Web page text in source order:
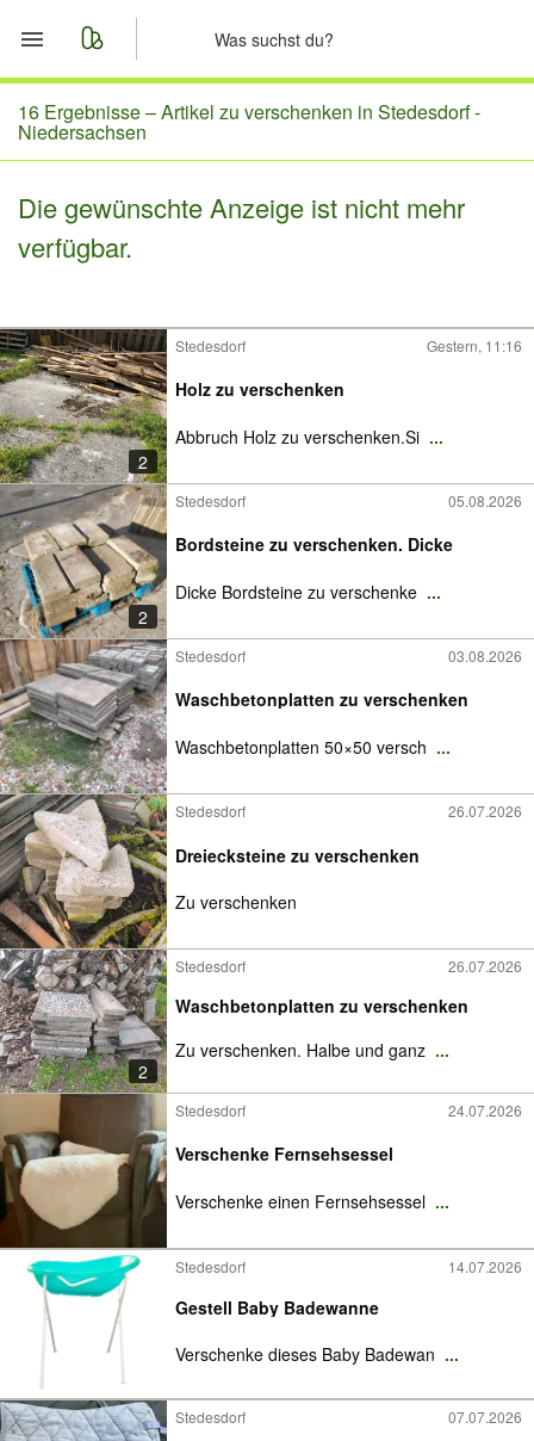
Start
Merkliste
Nachrichten
16 Ergebnisse –Artikel zu verschenken in Stedesdorf -
Niedersachsen
Die gewünschte Anzeige ist nicht mehr
verfügbar.
2
Stedesdorf Gestern, 11:16
Holz zu verschenken
Abbruch Holz zu verschenken.Si ...
2
Stedesdorf 05.08.2026
Bordsteine zu verschenken. Dicke
Dicke Bordsteine zu verschenke ...
Stedesdorf 03.08.2026
Waschbetonplatten zu verschenken
Waschbetonplatten 50×50 versch ...
Stedesdorf 26.07.2026
Dreiecksteine zu verschenken
Zu verschenken
2
Stedesdorf 26.07.2026
Waschbetonplatten zu verschenken
Zu verschenken. Halbe und ganz ...
Stedesdorf 24.07.2026
Verschenke Fernsehsessel
Verschenke einen Fernsehsessel ...
Stedesdorf 14.07.2026
Gestell Baby Badewanne
Verschenke dieses Baby Badewan ...
Stedesdorf 07.07.2026